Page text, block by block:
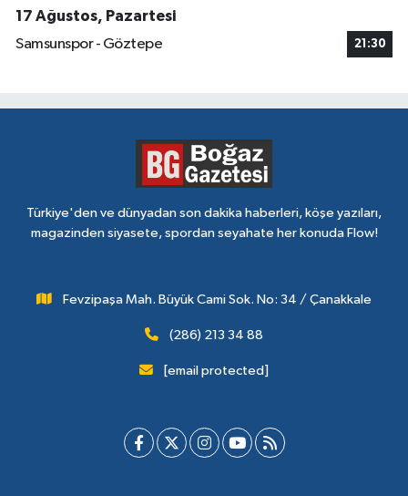
17 Ağustos, Pazartesi
Samsunspor - Göztepe
21:30
Türkiye'den ve dünyadan son dakika haberleri, köşe yazıları,
magazinden siyasete, spordan seyahate her konuda Flow!
Fevzipaşa Mah. Büyük Cami Sok. No: 34 / Çanakkale
(286) 213 34 88
[email protected]